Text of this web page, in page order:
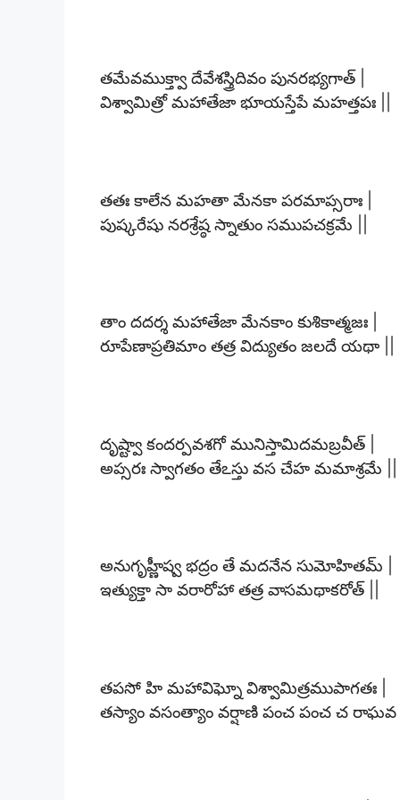
తమేవముక్త్వా దేవేశస్త్రిదివం పునరభ్యగాత్ |
విశ్వామిత్రో మహాతేజా భూయస్తేపే మహత్తపః ||
తతః కాలేన మహతా మేనకా పరమాప్సరాః |
పుష్కరేషు నరశ్రేష్ఠ స్నాతుం సముపచక్రమే ||
తాం దదర్శ మహాతేజా మేనకాం కుశికాత్మజః |
రూపేణాప్రతిమాం తత్ర విద్యుతం జలదే యథా ||
దృష్ట్వా కందర్పవశగో మునిస్తామిదమబ్రవీత్ |
అప్సరః స్వాగతం తేఽస్తు వస చేహ మమాశ్రమే ||
అనుగృహ్ణీష్వ భద్రం తే మదనేన సుమోహితమ్ |
ఇత్యుక్తా సా వరారోహా తత్ర వాసమథాకరోత్ ||
తపసో హి మహావిఘ్నో విశ్వామిత్రముపాగతః |
తస్యాం వసంత్యాం వర్షాణి పంచ పంచ చ రాఘవ